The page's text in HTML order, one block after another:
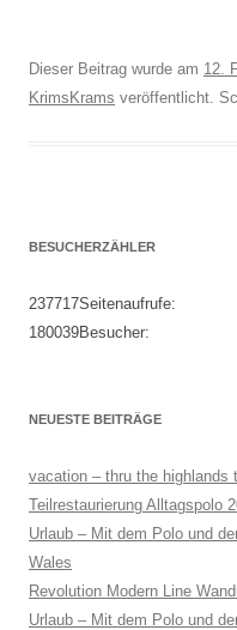
Dieser Beitrag wurde am 12.
KrimsKrams veröffentlicht.
BESUCHERZÄHLER
237717Seitenaufrufe:
180039Besucher:
NEUESTE BEITRÄGE
vacation – thru the highlands
Teilrestaurierung Alltagspolo
Urlaub – Mit dem Polo und
Wales
Revolution Modern Line
Urlaub – Mit dem Polo und